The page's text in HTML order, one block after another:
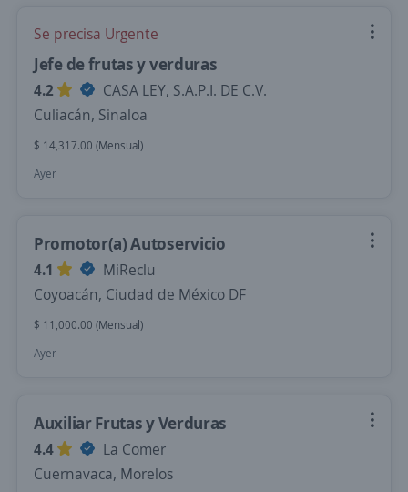
Se precisa Urgente
Jefe de frutas y verduras
4.2
CASA LEY, S.A.P.I. DE C.V.
Culiacán, Sinaloa
$ 14,317.00 (Mensual)
Ayer
Promotor(a) Autoservicio
4.1
MiReclu
Coyoacán, Ciudad de México DF
$ 11,000.00 (Mensual)
Ayer
Auxiliar Frutas y Verduras
4.4
La Comer
Cuernavaca, Morelos